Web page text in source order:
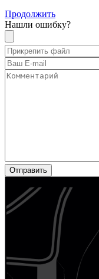
Продолжить
Нашли ошибку?